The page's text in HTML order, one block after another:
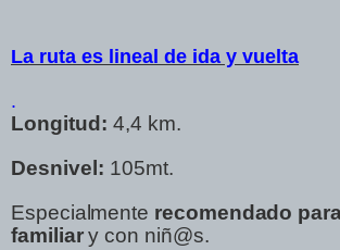
La ruta es lineal de ida y vuelta
.
Longitud: 4,4 km.
Desnivel: 105mt.
Especialmente recomendado
familiary con niñ@s.